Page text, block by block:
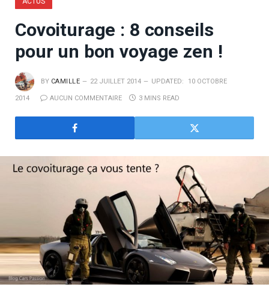
Covoiturage : 8 conseils
pour un bon voyage zen !
BY CAMILLE 22 JUILLET 2014 UPDATED: 10 OCTOBRE
2014 AUCUN COMMENTAIRE 3 MINS READ